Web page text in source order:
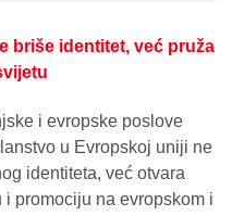
briše identitet, već pruža
i evropske poslove
u Evropskoj uniji ne
identiteta, već otvara
promociju na evropskom i